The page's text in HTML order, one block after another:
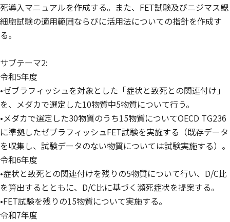
死導入マニュアルを作成する。また、FET試験及びニジマス鰓
細胞試験の適用範囲ならびに活用法についての指針を作成す
る。
サブテーマ2:
令和5年度
•ゼブラフィッシュを対象とした「症状と致死との関連付け」
を、メダカで選定した10物質中5物質について行う。
•メダカで選定した30物質のうち15物質についてOECD TG236
に準拠したゼブラフィッシュFET試験を実施する（既存データ
を収集し、試験データのない物質については試験実施する）。
令和6年度
•症状と致死との関連付けを残りの5物質について行い、D/C比
を算出するとともに、D/C比に基づく瀕死症状を提案する。
•FET試験を残りの15物質について実施する。
令和7年度